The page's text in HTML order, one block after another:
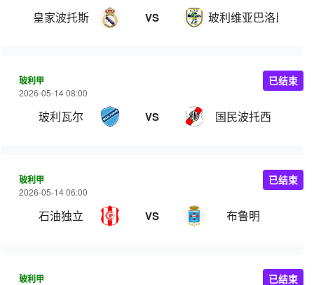
皇家波托斯 VS 玻利维亚巴洛比学院
玻利甲
2026-05-14 08:00
玻利瓦尔 VS 国民波托西
已结束
玻利甲
2026-05-14 06:00
石油独立 VS 布鲁明
已结束
玻利甲 已结束